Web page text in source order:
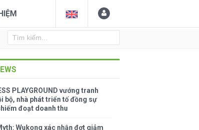
PLAYGROUND vướng tranh
bộ, nhà phát triển tố đồng sự
đoạt doanh thu
Wukong xác nhận đợt giảm